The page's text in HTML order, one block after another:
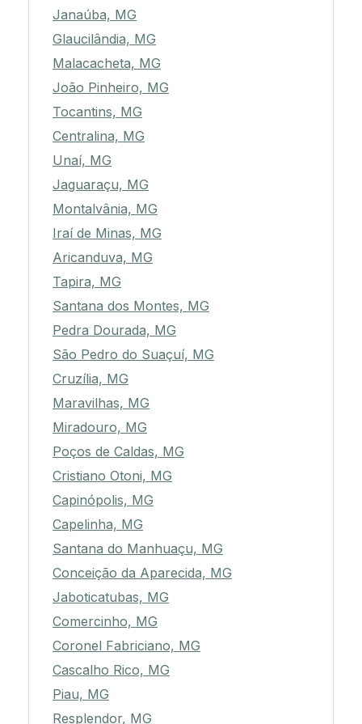
Janaúba, MG
Glaucilândia, MG
Malacacheta, MG
João Pinheiro, MG
Tocantins, MG
Centralina, MG
Unaí, MG
Jaguaraçu, MG
Montalvânia, MG
Iraí de Minas, MG
Aricanduva, MG
Tapira, MG
Santana dos Montes, MG
Pedra Dourada, MG
São Pedro do Suaçuí, MG
Cruzília, MG
Maravilhas, MG
Miradouro, MG
Poços de Caldas, MG
Cristiano Otoni, MG
Capinópolis, MG
Capelinha, MG
Santana do Manhuaçu, MG
Conceição da Aparecida, MG
Jaboticatubas, MG
Comercinho, MG
Coronel Fabriciano, MG
Cascalho Rico, MG
Piau, MG
Resplendor, MG